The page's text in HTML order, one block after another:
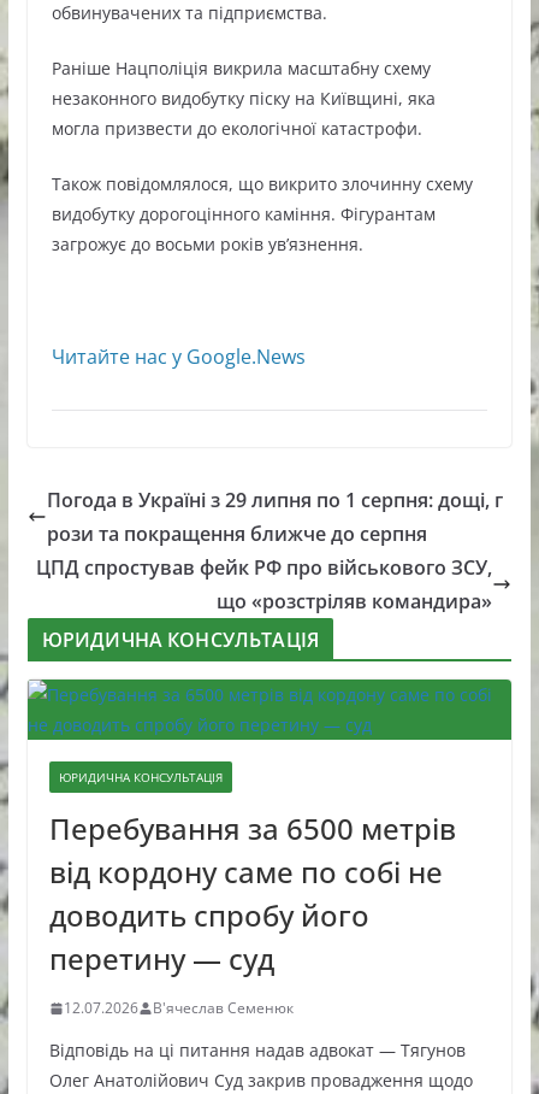
обвинувачених та підприємства.
Раніше Нацполіція викрила масштабну схему
незаконного видобутку піску на Київщині, яка
могла призвести до екологічної катастрофи.
Також повідомлялося, що викрито злочинну схему
видобутку дорогоцінного каміння. Фігурантам
загрожує до восьми років ув’язнення.
Читайте нас у Google.News
Погода в Україні з 29 липня по 1 серпня: дощі, г
рози та покращення ближче до серпня
ЦПД спростував фейк РФ про військового ЗСУ,
що «розстріляв командира»
ЮРИДИЧНА КОНСУЛЬТАЦІЯ
ЮРИДИЧНА КОНСУЛЬТАЦІЯ
Перебування за 6500 метрів
від кордону саме по собі не
доводить спробу його
перетину — суд
12.07.2026 В'ячеслав Семенюк
Відповідь на ці питання надав адвокат — Тягунов
Олег Анатолійович Суд закрив провадження щодо